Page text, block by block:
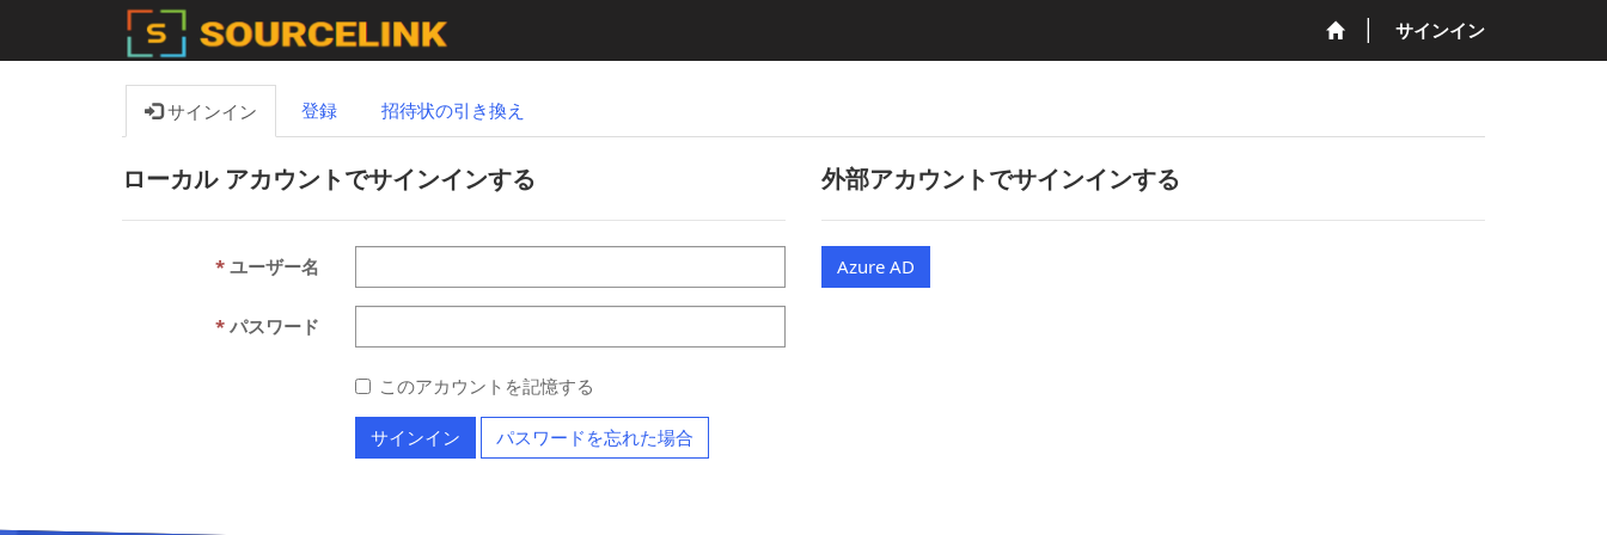
サインイン
サインイン 登録 招待状の引き換え
ローカル アカウントでサインインする
ユーザー名
パスワード
このアカウントを記憶する
サインイン パスワードを忘れた場合
外部アカウントでサインインする
Azure AD